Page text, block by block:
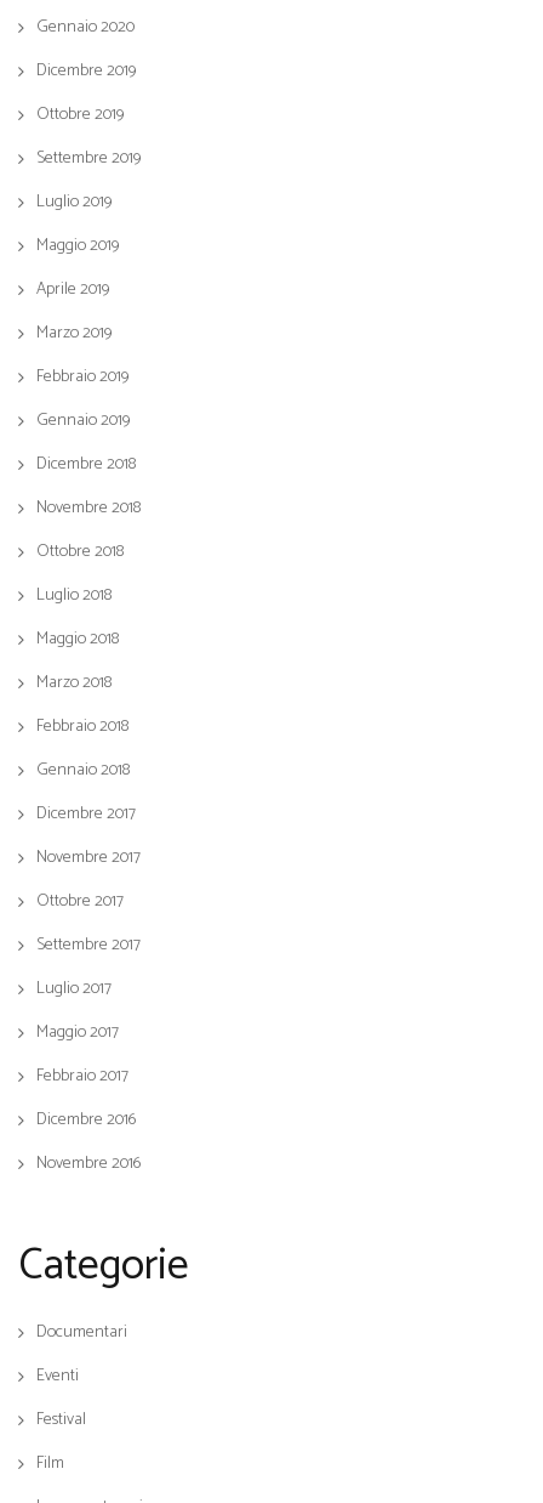
Gennaio 2020
Dicembre 2019
Ottobre 2019
Settembre 2019
Luglio 2019
Maggio 2019
Aprile 2019
Marzo 2019
Febbraio 2019
Gennaio 2019
Dicembre 2018
Novembre 2018
Ottobre 2018
Luglio 2018
Maggio 2018
Marzo 2018
Febbraio 2018
Gennaio 2018
Dicembre 2017
Novembre 2017
Ottobre 2017
Settembre 2017
Luglio 2017
Maggio 2017
Febbraio 2017
Dicembre 2016
Novembre 2016
Categorie
Documentari
Eventi
Festival
Film